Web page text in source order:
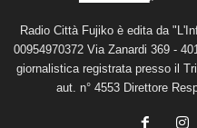
Radio Città Fujiko è edita da
00954970372 Via Zanardi 369 -
giornalistica registrata presso il
aut. n° 4553 Direttore